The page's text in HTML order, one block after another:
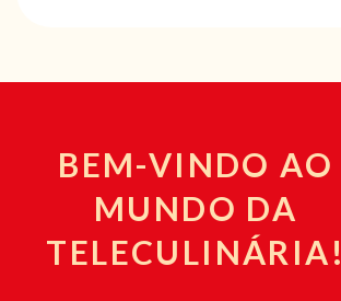
BEM-VINDO AO
MUNDO DA
TELECULINÁRIA!